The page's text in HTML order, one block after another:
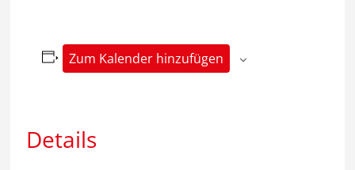
Zum Kalender hinzufügen
Details